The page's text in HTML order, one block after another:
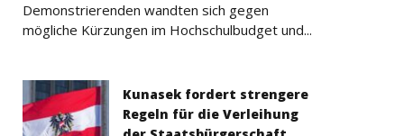
Demonstrierenden wandten sich gegen
mögliche Kürzungen im Hochschulbudget und...
Kunasek fordert strengere
Regeln für die Verleihung